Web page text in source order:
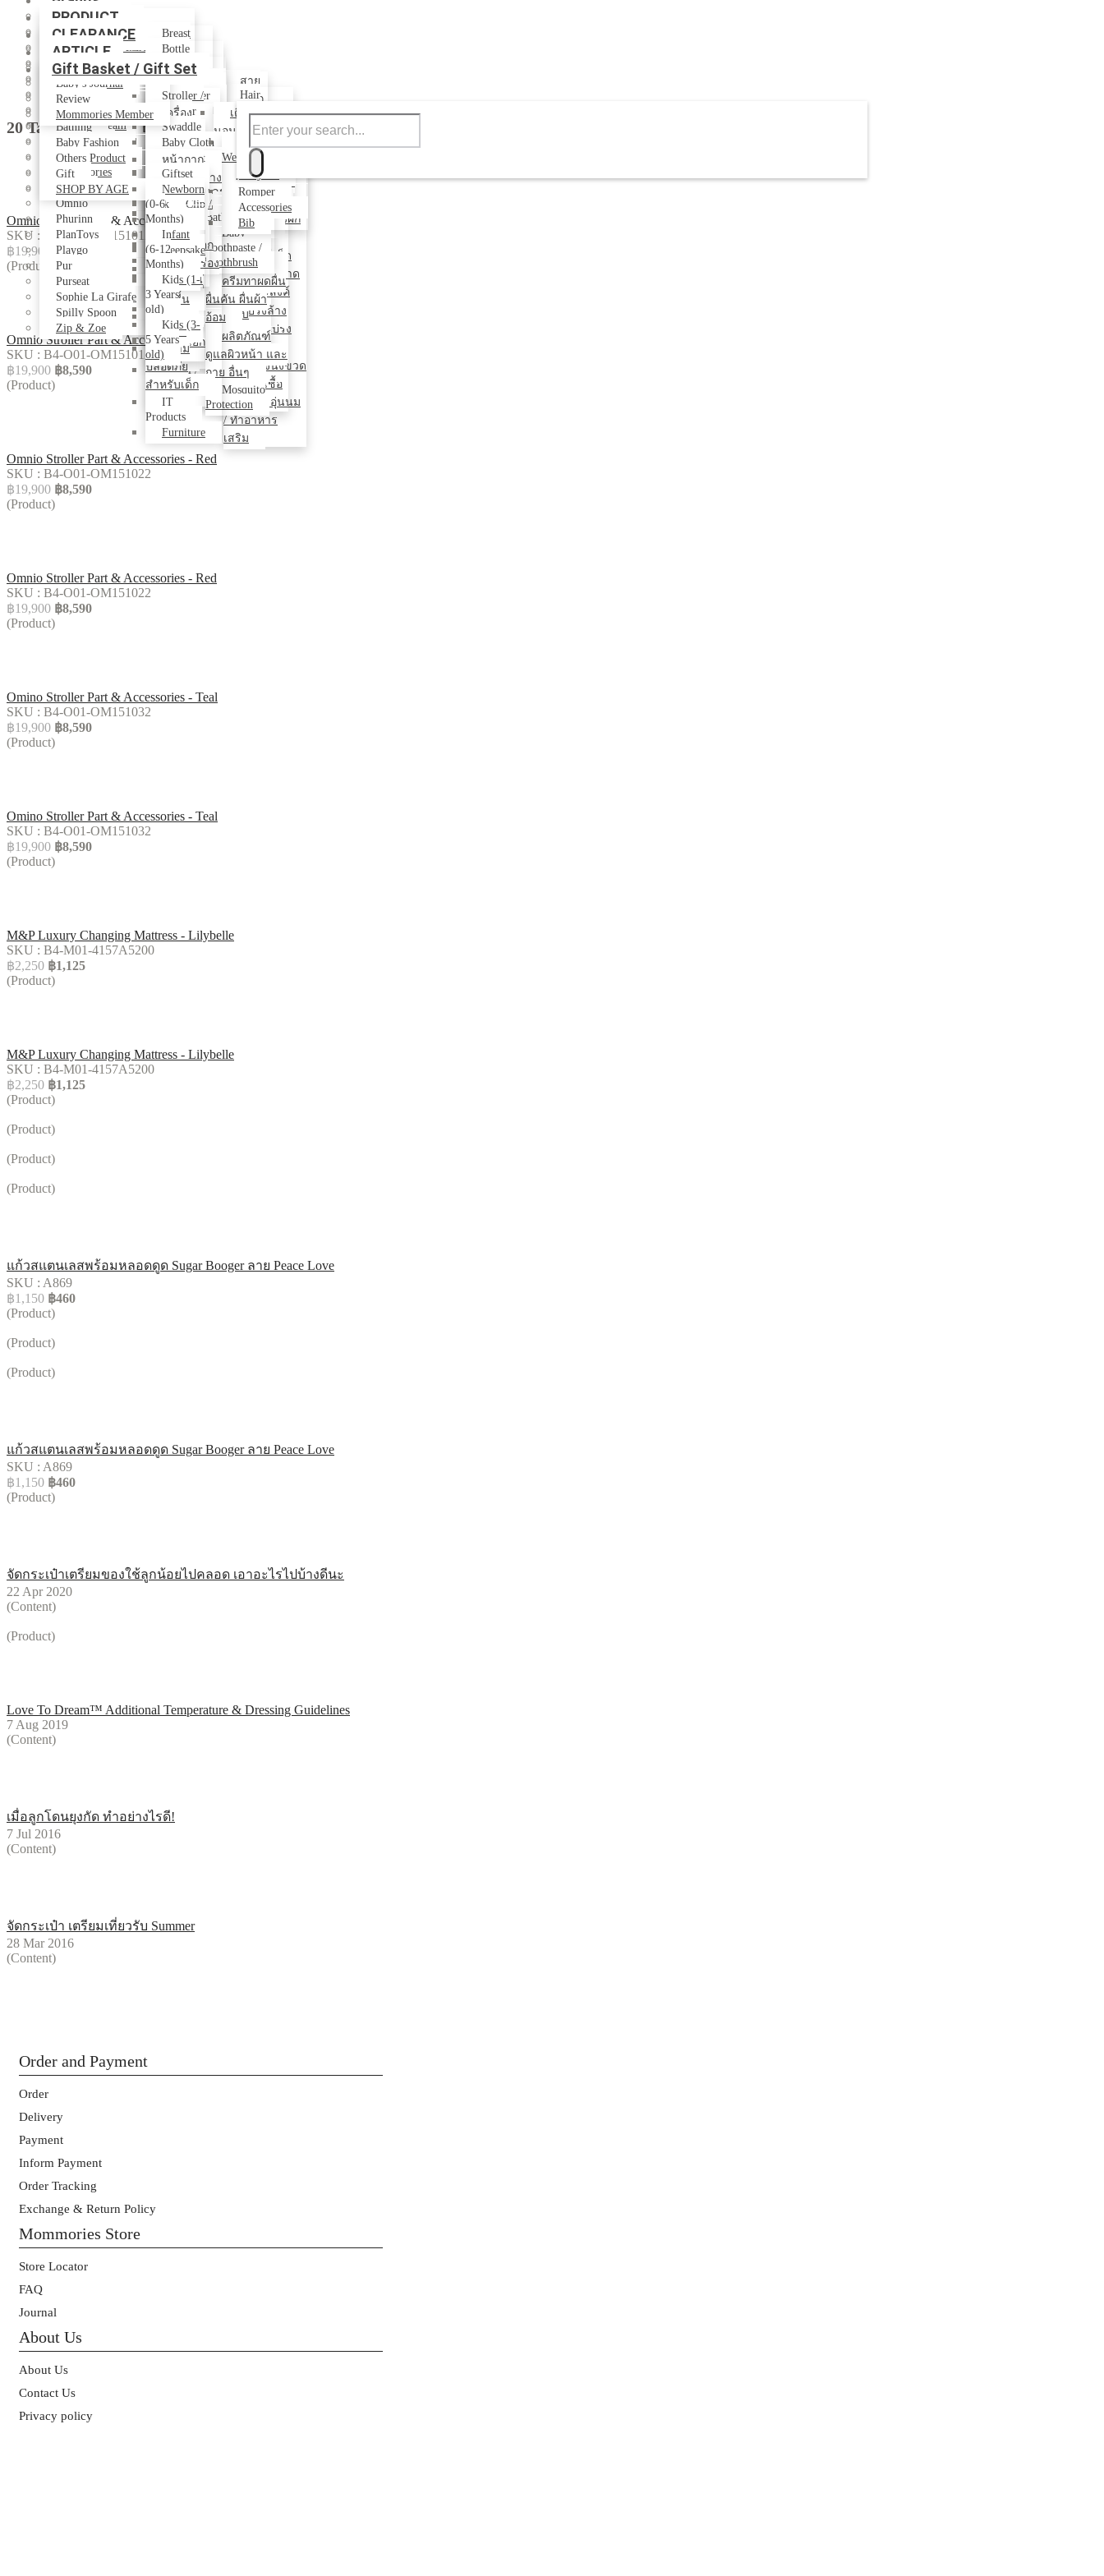
ALL BRANDS
Bumprider
BUNNE & MAMALADE
Clean-U
Duukies
Ki Et La
Little Bird Told Me
Love to Dream
Maclaren
Minikind
Mommories
Nuby
Omnio
Phurinn
PlanToys
Playgo
Pur
Purseat
Sophie La Girafe
Spilly Spoon
Zip & Zoe
PRODUCT
For MOM
Breast
Pump
Breast
Feeding
Maternity
Underwear /
Support
Belt
Stretch
Mark Cream /
Lotion /
Oil
Changing
Bags
Maternity
Pillows
For Baby
Bottle
Feeding
Soother
สาย
คล้องจุก
หลอก
คลิป
สายห้อย
ติดของ
เล่น
Other Baby
Acessories
Hair
Care
Nursing
Nail
Cotton
Pads, Wipes,
Daipers
Cleansing
น้ำยาล้าง
ขวดนม
เด็ก ปรับผ้านุ่ม
น้ำยาล้างผัก
ผลไม้
สเปรย์เช็ด
ทำความสะอาด
อเนกประสงค์
แปรงล้าง
ขวดนม แปรง
ล้างหลอด
เครื่องนึ่งขวด
นม / ฆ่าเชื้อ
ด้วยUV / อุ่นนม
/ ทำอาหาร
เสริม
Weaning
High
Chair/Booster
Food
Preparation
Equipment
Bib
Training
Plate / Bowl /
Cutlery
Training
Cup
Comforter
Teether
Books
Travel
Toy
Training
Toy
Mobile /
Playgym /
Tummy Time
Rocking
Horse
Scooter /
Balance Bike
Wooden
Toy
Swimming
Aid
Model /
Figure / Blind
Box
Travel
Stroller /
Buggy
Car Seat
Baby
Carrier
Liner
ที่แขวนของ
กระเป๋าแขวน
สำหรับรถ
เข็น
Adaptors
Spare
Parts
Bedding
เครื่อง
นอน เตียง
นอนเด็ก
เตียง
นอนเด็ก
เบาะ
ที่นอน
พกพา
ที่นอน
เคลื่อนที่
อุปกรณ์
เสริม
ของใช้
สำหรับ
เตียง
นอน
Baby
Pillow
Blanket
เบาะรอง
เปลี่ยนผ้า
อ้อม
แผ่นรอง
ปัสสะวะ/ กัน
เปื้อน /รอง
เตียง
เก้าอี้โยก
เปลไกว
Bathing
Swaddle
/ Diaper /
Towels
Baby
Lotion / Oil
ครีมบำรุงผิว
โลชั่นบำรุง
ผิว
Sunscreen
บาล์ม
เอนกประสงค์
ครีมทาผดผื่น
ผื่นคัน ผื่นผ้า
อ้อม
ผลิตภัณฑ์
ดูแลผิวหน้า และ
กาย อื่นๆ
Mosquito
Protection
Body
Soap /
Shampoo
Sponge /
Bathtub
Baby
Toothpaste /
Toothbrush
Bath
Toy
กระโถน
ฝารองนั่ง
ชักโครก
Baby Fashion Baby Cloth
Wear
ฺBodysuit
Romper
Accessories
Bib
Swimsuit
Sunglass
/Hat
Hair Clip /
Headband
Bag
Shoe /
Sock
Nail
Polish
Others Product
หน้ากาก
อนามัย/เจลล้าง
Baby
Monitor
เครื่องฟอก
อากาศ / เครื่อง
เพิ่ม
ความชื้น
Playpen
Playyard
ความ
ปลอดภัย
สำหรับเด็ก
IT
Products
Furniture
Gift
Giftset
Piggy
Bank
Silver
Gift
Keepsake
/ Record
Book
SHOP BY AGE
Newborn
(0-6
Months)
Infant
(6-12
Months)
Kids (1-
3 Years
old)
Kids (3-
5 Years
old)
CLEARANCE
ARTICLE
Mom's Journal
Baby's Journal
Review
Mommories Member
Gift Basket / Gift Set
20 Tags result for"ของใช้เด็ก"
Omnio Stroller Part & Accessories - Black
SKU : B4-O01-OM151012
฿19,900
฿8,590
(Product)
Omnio Stroller Part & Accessories - Black
SKU : B4-O01-OM151012
฿19,900 ฿8,590
(Product)
Omnio Stroller Part & Accessories - Red
SKU : B4-O01-OM151022
฿19,900 ฿8,590
(Product)
Omnio Stroller Part & Accessories - Red
SKU : B4-O01-OM151022
฿19,900 ฿8,590
(Product)
Omino Stroller Part & Accessories - Teal
SKU : B4-O01-OM151032
฿19,900 ฿8,590
(Product)
Omino Stroller Part & Accessories - Teal
SKU : B4-O01-OM151032
฿19,900 ฿8,590
(Product)
M&P Luxury Changing Mattress - Lilybelle
SKU : B4-M01-4157A5200
฿2,250 ฿1,125
(Product)
M&P Luxury Changing Mattress - Lilybelle
SKU : B4-M01-4157A5200
฿2,250 ฿1,125
(Product)
(Product)
(Product)
(Product)
แก้วสแตนเลสพร้อมหลอดดูด Sugar Booger ลาย Peace Love
SKU : A869
฿1,150 ฿460
(Product)
(Product)
(Product)
แก้วสแตนเลสพร้อมหลอดดูด Sugar Booger ลาย Peace Love
SKU : A869
฿1,150 ฿460
(Product)
จัดกระเป๋าเตรียมของใช้ลูกน้อยไปคลอด เอาอะไรไปบ้างดีนะ
22 Apr 2020
(Content)
(Product)
Love To Dream™ Additional Temperature & Dressing Guidelines
7 Aug 2019
(Content)
เมื่อลูกโดนยุงกัด ทำอย่างไรดี!
7 Jul 2016
(Content)
จัดกระเป๋า เตรียมเที่ยวรับ Summer
28 Mar 2016
(Content)
Order and Payment
Order
Delivery
Payment
Inform Payment
Order Tracking
Exchange & Return Policy
Mommories Store
Store Locator
FAQ
Journal
About Us
About Us
Contact Us
Privacy policy